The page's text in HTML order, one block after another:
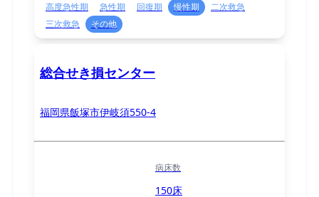
高度急性期 急性期 回復期 慢性期
二次救急
三次救急
その他
総合せき損センター
福岡県飯塚市伊岐須550-4
病床数
150床